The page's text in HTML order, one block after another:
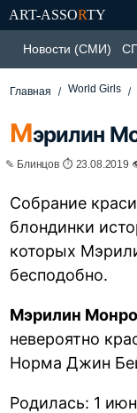
ART-ASSORTY
Новости (СМИ)
Главная World Girls
Мэрилин
✎ Блинцов ⏱ 23.08.2019
Собрание
блондинки
которых
бесподобно.
Мэрилин Монро
невероятно
Норма Джин
Родилась: 1